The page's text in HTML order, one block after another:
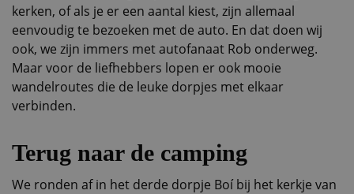
kerken, of als je er een aantal kiest, zijn allemaal
eenvoudig te bezoeken met de auto. En dat doen wij
ook, we zijn immers met autofanaat Rob onderweg.
Maar voor de liefhebbers lopen er ook mooie
wandelroutes die de leuke dorpjes met elkaar
verbinden.
Terug naar de camping
We ronden af in het derde dorpje Boí bij het kerkje van